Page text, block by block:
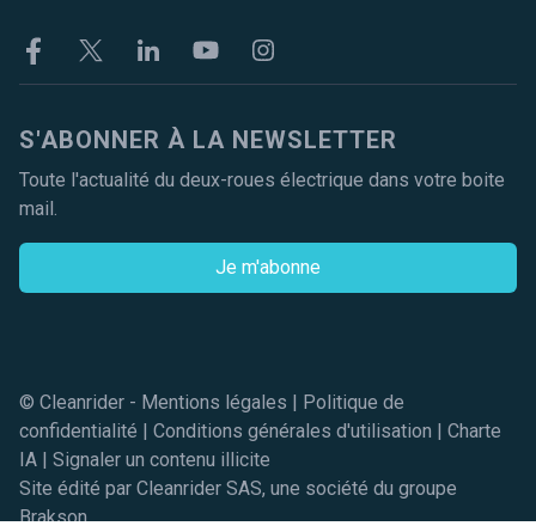
FacebookTwitter LinkekinYoutubeInstagram
S'ABONNER À LA NEWSLETTER
Toute l'actualité du deux-roues électrique dans votre boite
mail.
Je m'abonne
© Cleanrider - Mentions légales | Politique de
confidentialité | Conditions générales d'utilisation | Charte
IA | Signaler un contenu illicite
Site édité par Cleanrider SAS, une société du groupe
Brakson